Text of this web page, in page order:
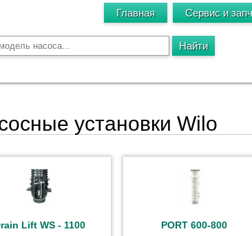
Главная Сервис и
установки Wilo
Lift WS - 1100 PORT 600-800